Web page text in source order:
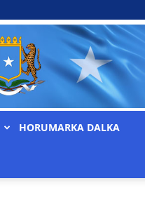
HORUMARKA DALKA